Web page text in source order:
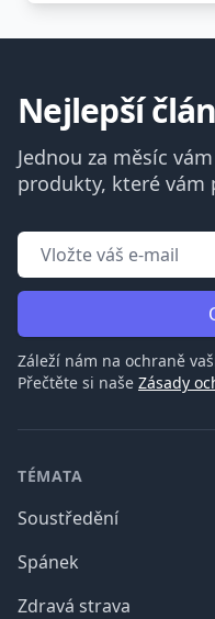
Nejlepší
Jednou za měsíc
produkty, které vám
Záleží nám na ochraně
Přečtěte si naše Zásady
TÉMATA
Soustředění
Spánek
Zdravá strava